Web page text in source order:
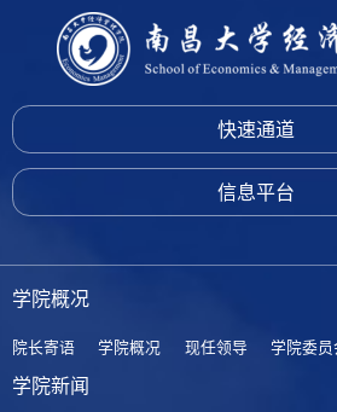
快速通道
信息平台
学院概况
院长寄语 学院概况 现任领导 学院委员
学院新闻